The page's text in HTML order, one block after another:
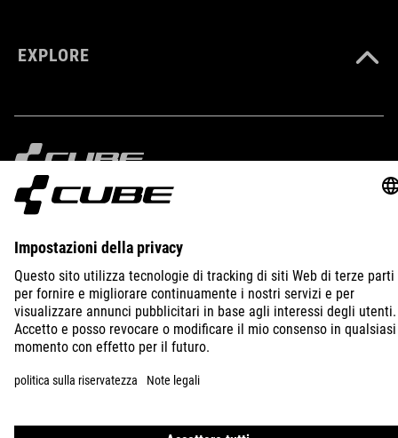
EXPLORE
IMPRINT PRIVACY EU DATA ACT
© 2026 Impostazioni della privacy